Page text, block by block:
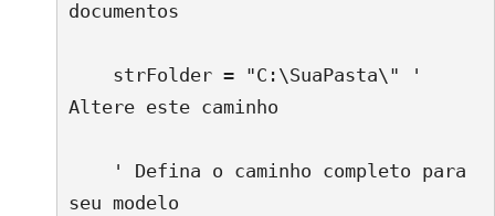
documentos
Altere este caminho
seu modelo